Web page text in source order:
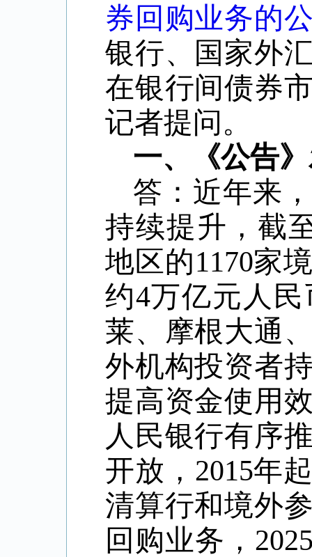
券回购业务的
银行、国家外
在银行间债券
记者提问。
一、《公告
答：近年来
持续提升，截
地区的1170家
约4万亿元人
莱、摩根大通
外机构投资者
提高资金使用
人民银行有序
开放， 2015年
清算行和境外
回购业务，